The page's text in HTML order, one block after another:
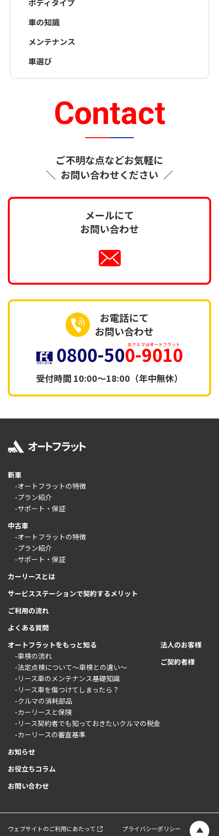
ボディタイプ
車の知識
メンテナンス
車選び
Contact
＼
ご不明な点などお気軽に
お問い合わせください ／
メールにて
お問い合わせ
お電話にて
お問い合わせ
0800-500-9010
おクルマはオートフラット
受付時間10:00～18:00（年中無休）
新車
-オートフラットの特徴
-プラン紹介
-サポート・保証
中古車
-オートフラットの特徴
-プラン紹介
-サポート・保証
カーリースとは
サービスステーションで契約するメリット
ご利用の流れ
よくある質問
オートフラットをもっと知る
-車検の流れ
-法定点検について〜車検との違い〜
-リース車のメンテナンス基礎知識
-リース車を傷つけてしまったら？
-クルマの消耗部品
-カーリースと保険
-リース契約者でも知っておきたいクルマの税金
-カーリースの審査基準
お知らせ
お役立ちコラム
お問い合わせ
法人のお客様
ご契約者様
ウェブサイトのご利用にあたって プライバシーポリシー